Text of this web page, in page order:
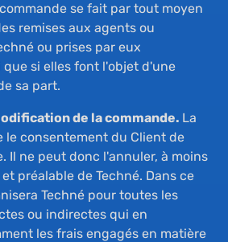
se fait par tout moyen
remises aux agents ou
ou prises par eux
que si elles font l'objet d'une
sa part.
de la commande. La
le consentement du Client de
Il ne peut donc l'annuler, à moins
préalable de Techné. Dans ce
Techné pour toutes les
ou indirectes qui en
les frais engagés en matière